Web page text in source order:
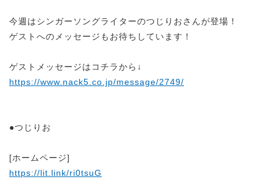
今週はシンガーソングライターのつじりおさんが登場！
ゲストへのメッセージもお待ちしています！
ゲストメッセージはコチラから↓
https://www.nack5.co.jp/message/2749/
●つじりお
[ホームページ]
https://lit.link/ri0tsuG